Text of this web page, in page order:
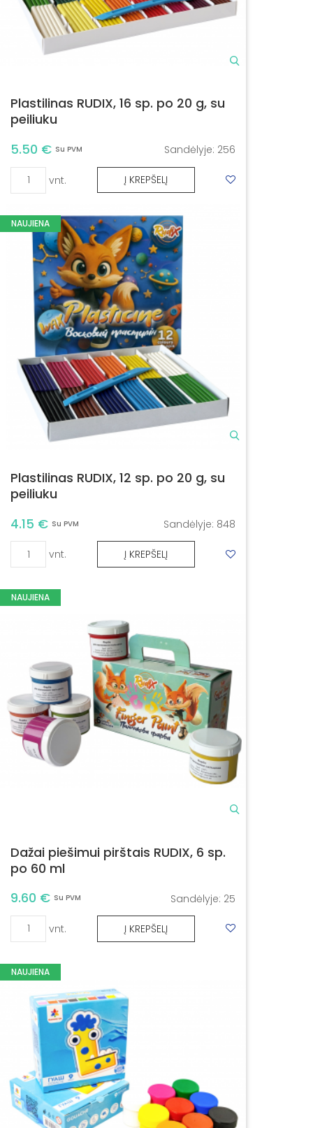
Plastilinas RUDIX, 16 sp. po 20 g, su
peiliuku
5.50 € Su PVM Sandėlyje: 256
vnt. Į KREPŠELĮ
NAUJIENA
Plastilinas RUDIX, 12 sp. po 20 g, su
peiliuku
4.15 € Su PVM Sandėlyje: 848
vnt. Į KREPŠELĮ
NAUJIENA
Dažai piešimui pirštais RUDIX, 6 sp.
po 60 ml
9.60 € Su PVM Sandėlyje: 25
vnt. Į KREPŠELĮ
NAUJIENA